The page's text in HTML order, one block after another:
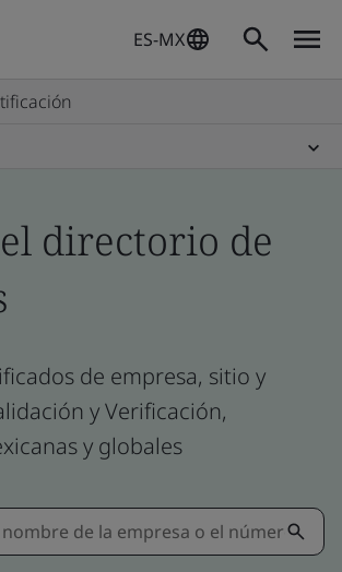
ES-MX
directorio de
de empresa, sitio y
y Verificación,
y globales